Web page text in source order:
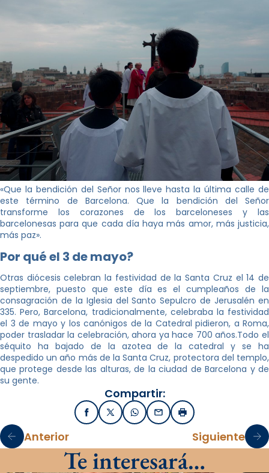
«Que la bendición del Señor nos lleve hasta la última calle de
este término de Barcelona. Que la bendición del Señor
transforme los corazones de los barceloneses y las
barcelonesas para que cada día haya más amor, más justicia,
más paz».
Por qué el 3 de mayo?
Otras diócesis celebran la festividad de la Santa Cruz el 14 de
septiembre, puesto que este día es el cumpleaños de la
consagración de la Iglesia del Santo Sepulcro de Jerusalén en
335. Pero, Barcelona, tradicionalmente, celebraba la festividad
el 3 de mayo y los canónigos de la Catedral pidieron, a Roma,
poder trasladar la celebración, ahora ya hace 700 años.Todo el
séquito ha bajado de la azotea de la catedral y se ha
despedido un año más de la Santa Cruz, protectora del templo,
que protege desde las alturas, de la ciudad de Barcelona y de
su gente.
Compartir:
FacebookX / TwitterWhatsApp
EmailImprimir
Anterior Siguiente
Te interesará…